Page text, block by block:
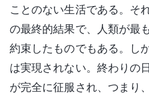
ことのない生活である。そ
の最終的結果で、人類が最
約束したものでもある。し
は実現されない。終わりの
が完全に征服され、つまり